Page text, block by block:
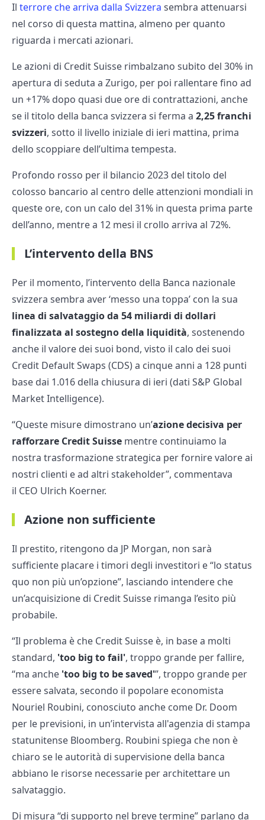
Il terrore che arriva dalla Svizzera sembra attenuarsi
nel corso di questa mattina, almeno per quanto
riguarda i mercati azionari.
Le azioni di Credit Suisse rimbalzano subito del 30% in
apertura di seduta a Zurigo, per poi rallentare fino ad
un +17% dopo quasi due ore di contrattazioni, anche
se il titolo della banca svizzera si ferma a 2,25 franchi
svizzeri, sotto il livello iniziale di ieri mattina, prima
dello scoppiare dell’ultima tempesta.
Profondo rosso per il bilancio 2023 del titolo del
colosso bancario al centro delle attenzioni mondiali in
queste ore, con un calo del 31% in questa prima parte
dell’anno, mentre a 12 mesi il crollo arriva al 72%.
L’intervento della BNS
Per il momento, l’intervento della Banca nazionale
svizzera sembra aver ‘messo una toppa’ con la sua
linea di salvataggio da 54 miliardi di dollari
finalizzata al sostegno della liquidità, sostenendo
anche il valore dei suoi bond, visto il calo dei suoi
Credit Default Swaps (CDS) a cinque anni a 128 punti
base dai 1.016 della chiusura di ieri (dati S&P Global
Market Intelligence).
“Queste misure dimostrano un’azione decisiva per
rafforzare Credit Suisse mentre continuiamo la
nostra trasformazione strategica per fornire valore ai
nostri clienti e ad altri stakeholder”, commentava
il CEO Ulrich Koerner.
Azione non sufficiente
Il prestito, ritengono da JP Morgan, non sarà
sufficiente placare i timori degli investitori e “lo status
quo non più un’opzione”, lasciando intendere che
un’acquisizione di Credit Suisse rimanga l’esito più
probabile.
“Il problema è che Credit Suisse è, in base a molti
standard, 'too big to fail', troppo grande per fallire,
“ma anche 'too big to be saved'”, troppo grande per
essere salvata, secondo il popolare economista
Nouriel Roubini, conosciuto anche come Dr. Doom
per le previsioni, in un’intervista all'agenzia di stampa
statunitense Bloomberg. Roubini spiega che non è
chiaro se le autorità di supervisione della banca
abbiano le risorse necessarie per architettare un
salvataggio.
Di misura “di supporto nel breve termine” parlano da